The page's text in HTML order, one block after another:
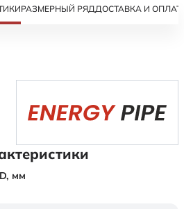
РАЗМЕРНЫЙ РЯДДОСТАВКА И
мм